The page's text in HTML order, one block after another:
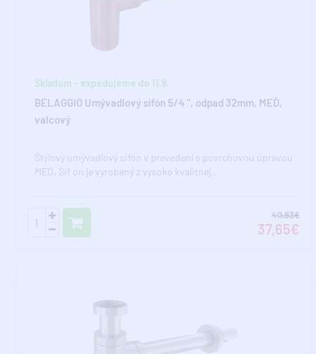
Skladom - expedujeme do 11.8.
BELAGGIO Umývadlový sifón 5/4 ", odpad 32mm, MEĎ,
valcový
Štýlový umývadlový sifón v prevedení s povrchovou úpravou
MEĎ. Sif on je vyrobený z vysoko kvalitnej..
40,93€
37,65€